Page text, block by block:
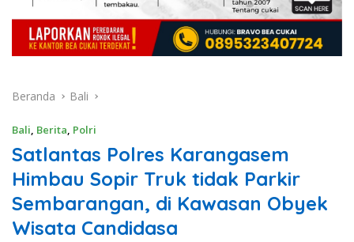
Beranda Bali
Bali, Berita, Polri
Satlantas Polres Karangasem
Himbau Sopir Truk tidak Parkir
Sembarangan, di Kawasan Obyek
Wisata Candidasa